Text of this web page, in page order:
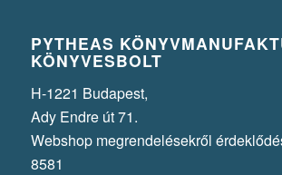
PYTHEAS
KÖNYVESBOLT
H-1221 Budapest,
Ady Endre út 71.
Webshop megrendelésekről
8581